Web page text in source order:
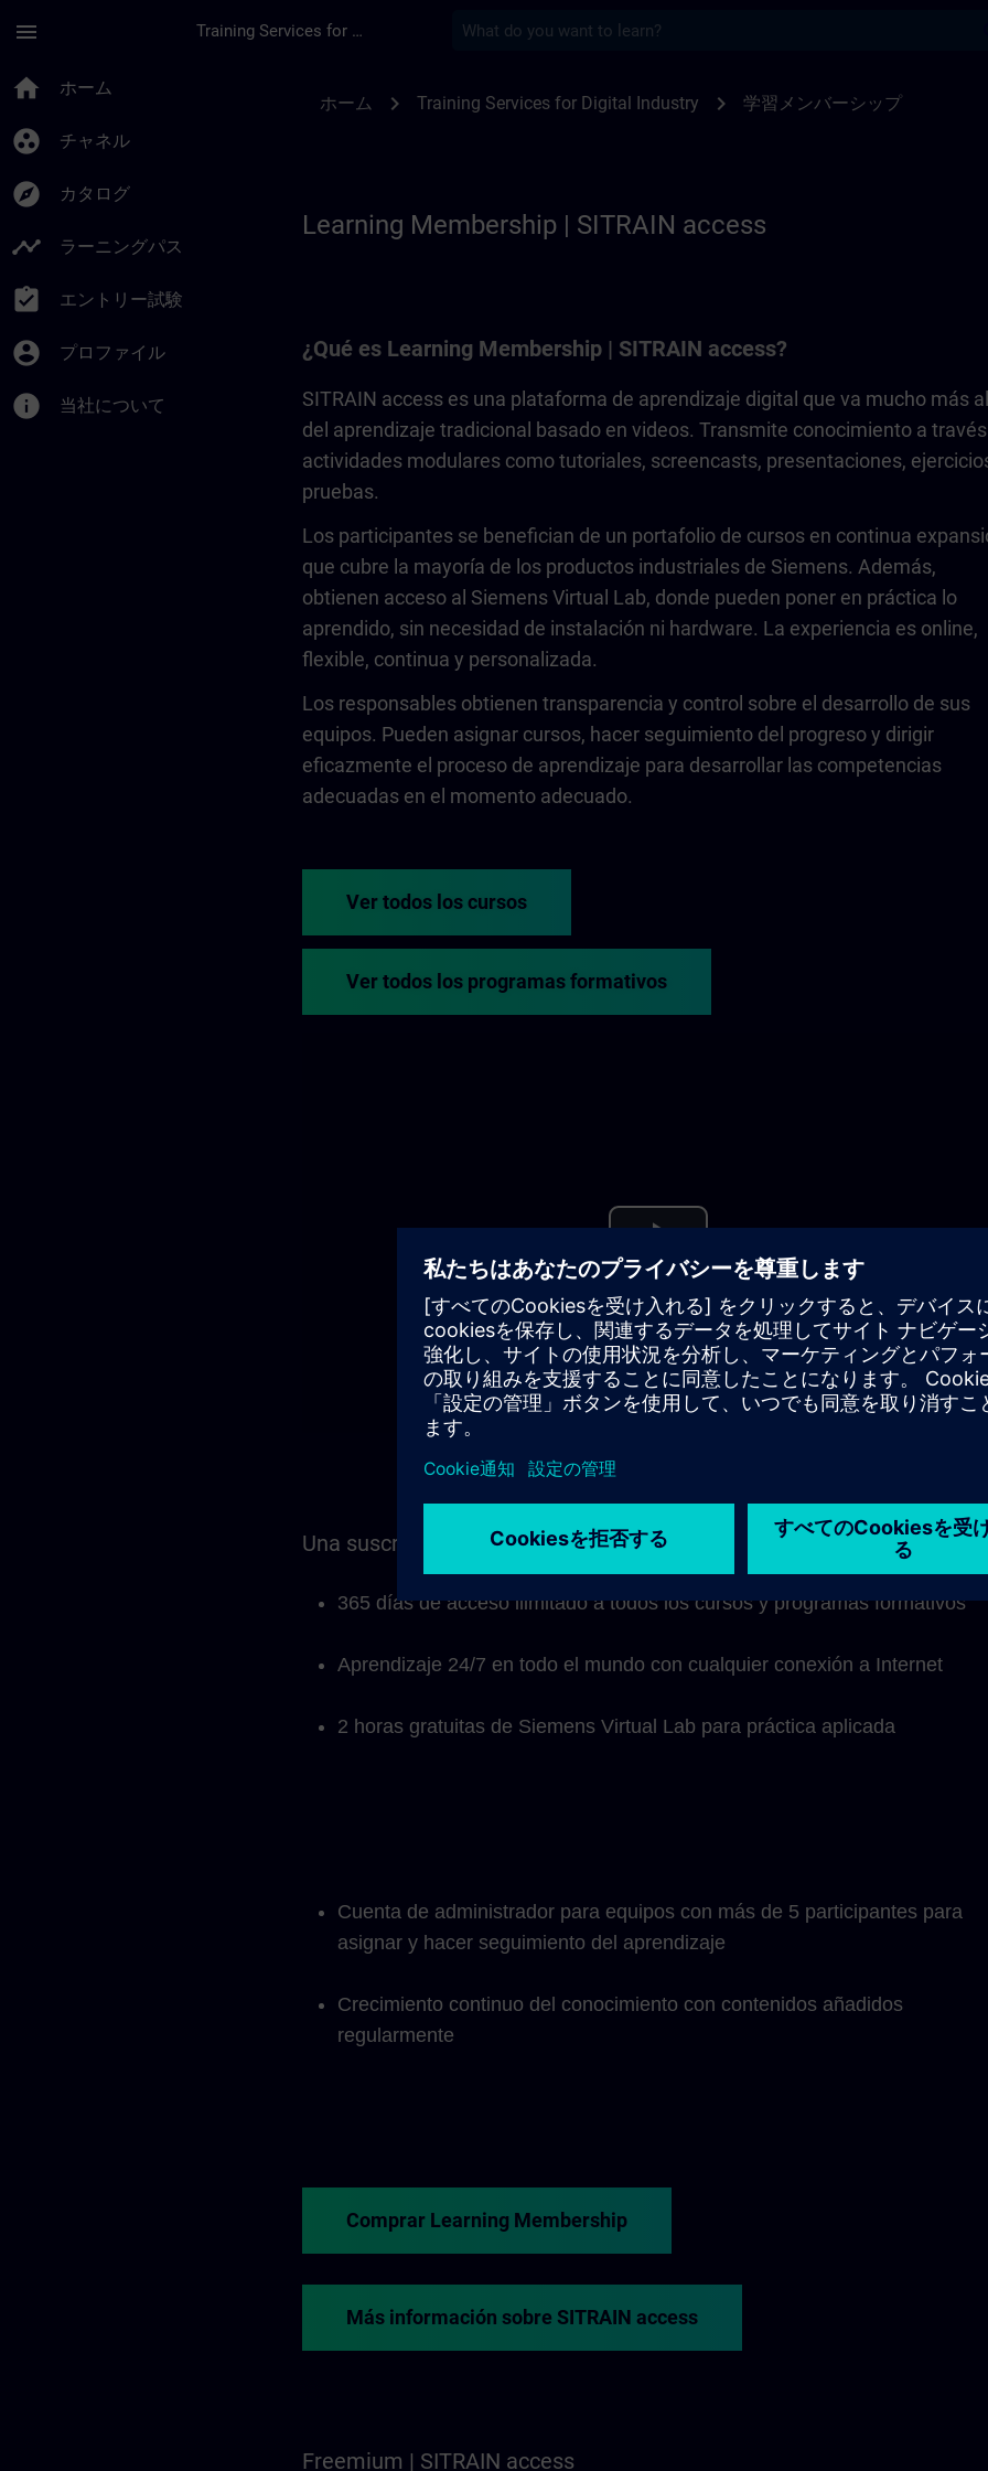
menu Training Services for Digital Industries
home ホーム
group_work チャネル
explore カタログ
timeline ラーニングパス
assignment_turned_in エントリー試験
account_circle プロファイル
info 当社について
ホーム chevron_right Training Services for Digital Industry chevron_right 学習メンバーシップ
Learning Membership | SITRAIN access
¿Qué es Learning Membership | SITRAIN access?
SITRAIN access es una plataforma de aprendizaje digital que va mucho más
del aprendizaje tradicional basado en videos. Transmite conocimiento a
actividades modulares como tutoriales, screencasts, presentaciones,
pruebas.
Los participantes se benefician de un portafolio de cursos en continua
que cubre la mayoría de los productos industriales de Siemens. Además,
obtienen acceso al Siemens Virtual Lab, donde pueden poner en práctica lo
aprendido, sin necesidad de instalación ni hardware. La experiencia es online,
flexible, continua y personalizada.
Los responsables obtienen transparencia y control sobre el desarrollo de sus
equipos. Pueden asignar cursos, hacer seguimiento del progreso y dirigir
eficazmente el proceso de aprendizaje para desarrollar las competencias
adecuadas en el momento adecuado.
Ver todos los cursos
Ver todos los programas formativos
Play
Video
Una suscripción a Learning Membership incluye:
365 días de acceso ilimitado a todos los cursos y programas formativos
Aprendizaje 24/7 en todo el mundo con cualquier conexión a Internet
2 horas gratuitas de Siemens Virtual Lab para práctica aplicada
Cuenta de administrador para equipos con más de 5 participantes para
asignar y hacer seguimiento del aprendizaje
Crecimiento continuo del conocimiento con contenidos añadidos
regularmente
Comprar Learning Membership
Más información sobre SITRAIN access
Freemium | SITRAIN access